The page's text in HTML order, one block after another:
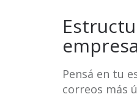
Pensá en tu
correos más